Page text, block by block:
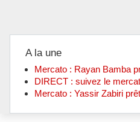
A la une
Mercato : Rayan Bamba
DIRECT : suivez le
Mercato : Yassir Zabiri